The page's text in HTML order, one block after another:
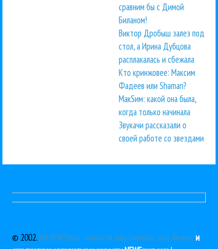
сравним бы с Димой
Биланом!
Виктор Дробыш залез под
стол, а Ирина Дубцова
расплакалась и сбежала
Кто кринжовее: Максим
Фадеев или Shaman?
МакSим: какой она была,
когда только начинала
Звукачи рассказали о
своей работе со звездами
© 2002. ИА NEWSmuz - новости шоу бизнеса, шоу бизнеси